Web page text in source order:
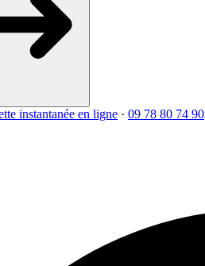
instantanée en ligne · 09 78 80 74 90